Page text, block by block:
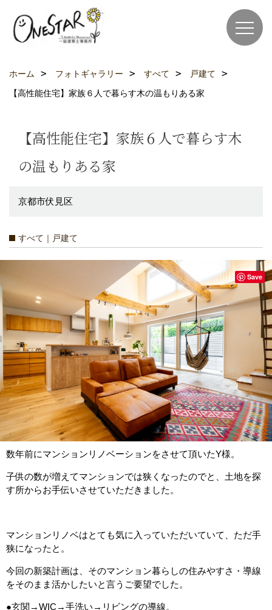
ホーム フォトギャラリー すべて
戸建て
【高性能住宅】家族６人で暮らす木の温もりある家
【高性能住宅】家族６人で暮らす木
の温もりある家
京都市伏見区
すべて｜戸建て
数年前にマンションリノベーションをさせて頂いたY様。
子供の数が増えてマンションでは狭くなったのでと、土地を探
す所からお手伝いさせていただきました。
マンションリノベはとても気に入っていただいていて、ただ手
狭になったと。
今回の新築計画は、そのマンション暮らしの住みやすさ・導線
をそのまま活かしたいと言うご要望でした。
●玄関→WIC→手洗い→リビングの導線。
Save